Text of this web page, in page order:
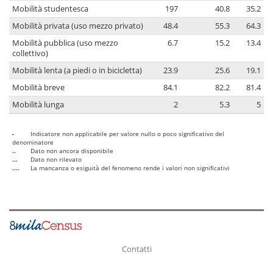
Mobilità studentesca
197 40.8
35.2
Mobilità privata (uso mezzo privato)
48.4 55.3
64.3
Mobilità pubblica (uso mezzo
collettivo)
6.7 15.2 13.4
Mobilità lenta (a piedi o in bicicletta) 23.9 25.6
19.1
Mobilità breve
84.1 82.2
81.4
Mobilità lunga
2 5.3 5
-
Indicatore non applicabile per valore nullo o poco significativo del
denominatore
..
Dato non ancora disponibile
...
Dato non rilevato
....
La mancanza o esiguità del fenomeno rende i valori non significativi
Contatti